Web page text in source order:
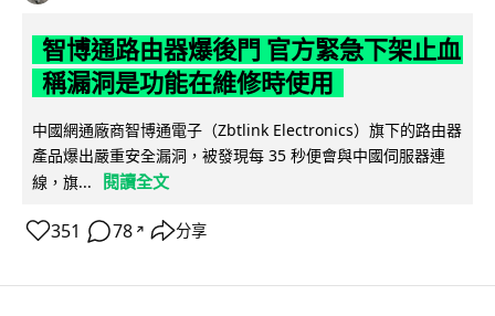
智博通路由器爆後門 官方緊急下架止血
稱漏洞是功能在維修時使用
中國網通廠商智博通電子（Zbtlink Electronics）旗下的路由器
產品爆出嚴重安全漏洞，被發現每 35 秒便會與中國伺服器連
線，旗...
閱讀全文
351 78 ↗ 分享